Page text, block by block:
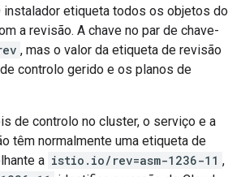
instalador etiqueta todos os objetos do
a revisão. A chave no par de chave-
, mas o valor da etiqueta de revisão
controlo gerido e os planos de
de controlo no cluster, o serviço e a
têm normalmente uma etiqueta de
a istio.io/rev=asm-1236-11 ,